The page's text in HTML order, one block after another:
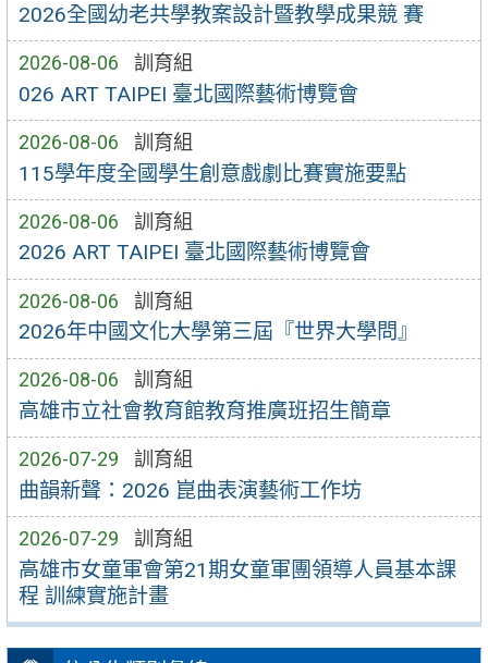
2026全國幼老共學教案設計暨教學成果競 賽
2026-08-06 訓育組
026 ART TAIPEI 臺北國際藝術博覽會
2026-08-06 訓育組
115學年度全國學生創意戲劇比賽實施要點
2026-08-06 訓育組
2026 ART TAIPEI 臺北國際藝術博覽會
2026-08-06 訓育組
2026年中國文化大學第三屆『世界大學問』
2026-08-06 訓育組
高雄市立社會教育館教育推廣班招生簡章
2026-07-29 訓育組
曲韻新聲：2026 崑曲表演藝術工作坊
2026-07-29 訓育組
高雄市女童軍會第21期女童軍團領導人員基本課
程 訓練實施計畫